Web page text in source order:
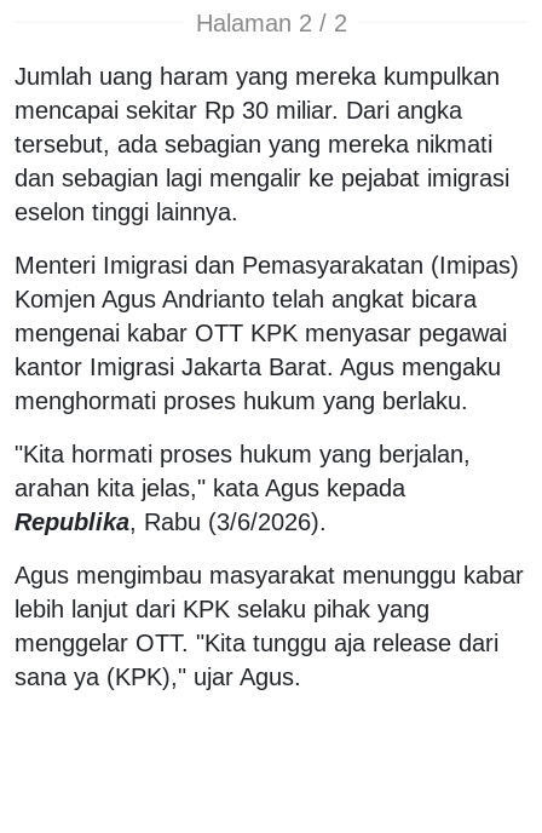
Halaman 2 / 2
Jumlah uang haram yang mereka kumpulkan
mencapai sekitar Rp 30 miliar. Dari angka
tersebut, ada sebagian yang mereka nikmati
dan sebagian lagi mengalir ke pejabat imigrasi
eselon tinggi lainnya.
Menteri Imigrasi dan Pemasyarakatan (Imipas)
Komjen Agus Andrianto telah angkat bicara
mengenai kabar OTT KPK menyasar pegawai
kantor Imigrasi Jakarta Barat. Agus mengaku
menghormati proses hukum yang berlaku.
"Kita hormati proses hukum yang berjalan,
arahan kita jelas," kata Agus kepada
Republika, Rabu (3/6/2026).
Agus mengimbau masyarakat menunggu kabar
lebih lanjut dari KPK selaku pihak yang
menggelar OTT. "Kita tunggu aja release dari
sana ya (KPK)," ujar Agus.